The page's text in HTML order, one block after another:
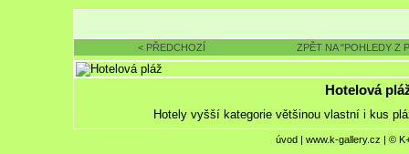
< PŘEDCHOZÍ ZPĚT NA "POHLEDY Z
Hotelová
Hotely vyšší kategorie většinou vlastní i kus
úvod| www.k-gallery.cz | ©